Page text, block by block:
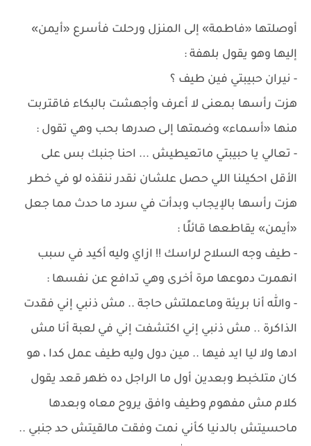
أوصلتها «فاطمة» إلى المنزل ورحلت فأسرع «أيمن»
إليها وهو يقول بلهفة :
- نيران حبيبتي فين طيف ؟
هزت رأسها بمعنى لا أعرف وأجهشت بالبكاء فاقتربت
منها «أسماء» وضمتها إلى صدرها بحب وهي تقول :
- تعالي يا حبيبتي ماتعيطيش ... احنا جنبك بس على
الأقل احكيلنا اللي حصل علشان نقدر ننقذه لو في خطر
هزت رأسها بالإيجاب وبدأت في سرد ما حدث مما جعل
«أيمن» يقاطعها قائلًا :
- طيف وجه السلاح لراسك !! ازاي وليه أكيد في سبب
انهمرت دموعها مرة أخرى وهي تدافع عن نفسها :
- والله أنا بريئة وماعملتش حاجة .. مش ذنبي إني فقدت
الذاكرة .. مش ذنبي إني اكتشفت إني في لعبة أنا مش
ادها ولا ليا ايد فيها .. مين دول وليه طيف عمل كدا ، هو
كان متلخبط وبعدين أول ما الراجل ده ظهر قعد يقول
كلام مش مفهوم وطيف وافق يروح معاه وبعدها
ماحسيتش بالدنيا كأني نمت وفقت مالقيتش حد جنبي ..